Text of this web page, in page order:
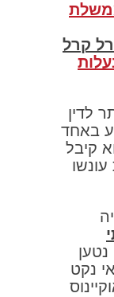
קרל
לדין
באחד
קיבל
עונשו
נקט